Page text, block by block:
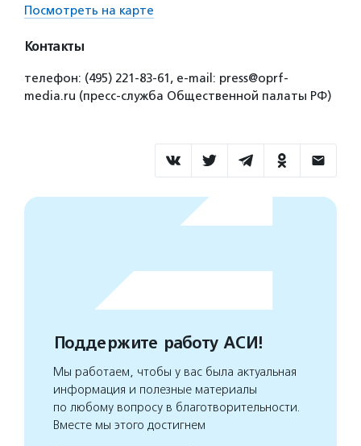
Посмотреть на карте
Контакты
телефон: (495) 221-83-61, e-mail: press@oprf-
media.ru (пресс-служба Общественной палаты РФ)
Поддержите работу АСИ!
Мы работаем, чтобы у вас была актуальная
информация и полезные материалы
по любому вопросу в благотворительности.
Вместе мы этого достигнем